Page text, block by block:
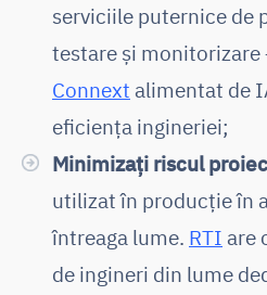
serviciile puternice de
testare și monitorizare
Connext alimentat de
eficiența ingineriei;
Minimizați riscul
utilizat în producție în
întreaga lume. RTI are
de ingineri din lume